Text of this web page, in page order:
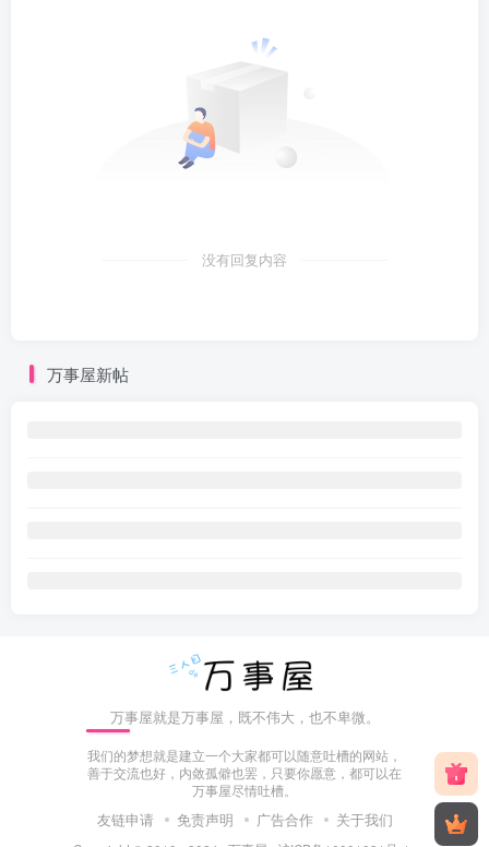
没有回复内容
万事屋新帖
万事屋就是万事屋，既不伟大，也不卑微。
我们的梦想就是建立一个大家都可以随意吐槽的网站，
善于交流也好，内敛孤僻也罢，只要你愿意，都可以在
万事屋尽情吐槽。
友链申请 免责声明 广告合作 关于我们